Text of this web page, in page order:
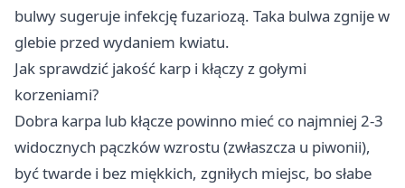
bulwy sugeruje infekcję fuzariozą. Taka bulwa zgnije w
glebie przed wydaniem kwiatu.
Jak sprawdzić jakość karp i kłączy z gołymi
korzeniami?
Dobra karpa lub kłącze powinno mieć co najmniej 2-3
widocznych pączków wzrostu (zwłaszcza u piwonii),
być twarde i bez miękkich, zgniłych miejsc, bo słabe